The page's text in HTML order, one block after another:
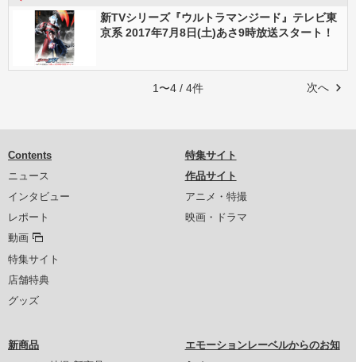
新TVシリーズ『ウルトラマンジード』テレビ東
京系 2017年7月8日(土)あさ9時放送スタート！
次へ
1〜4 / 4件
Contents
ニュース
インタビュー
レポート
動画
特集サイト
店舗特典
グッズ
特集サイト
作品サイト
アニメ・特撮
映画・ドラマ
新商品
エモーションレーベルからのお知